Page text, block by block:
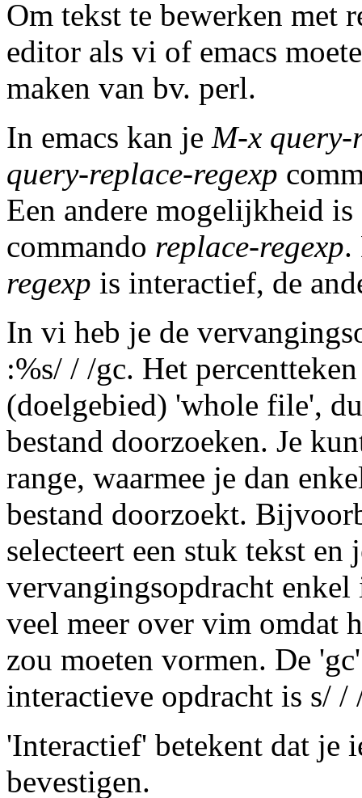
Om tekst te bewerken met
editor als vi of emacs
maken van bv. perl.
In emacs kan je M-x query-
query-replace-regexp
Een andere mogelijkheid
commando replace-regexp.
regexp is interactief, de
In vi heb je de
:%s/ / /gc. Het
(doelgebied) 'whole file',
bestand doorzoeken. Je
range, waarmee je dan
bestand doorzoekt.
selecteert een stuk tekst en
vervangingsopdracht
veel meer over vim omdat
zou moeten vormen. De
interactieve opdracht is s/ /
'Interactief' betekent dat je
bevestigen.